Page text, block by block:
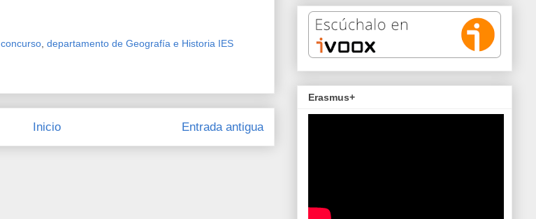
concurso departamento de Geografía e Historia IES
Entrada antigua
Inicio
Erasmus+